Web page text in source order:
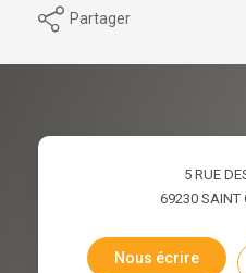
Partager
5 RUE
69230 SAINT
Nous écrire